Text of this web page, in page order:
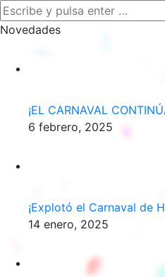
Buscar:
Novedades
¡EL CARNAVAL
6 febrero, 2025
¡Explotó el Carnaval de
14 enero, 2025